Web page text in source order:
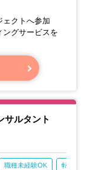
ェクトへ参加
ングサービスを
業務、ITに関
ルタント
職種未経験OK 転勤なし